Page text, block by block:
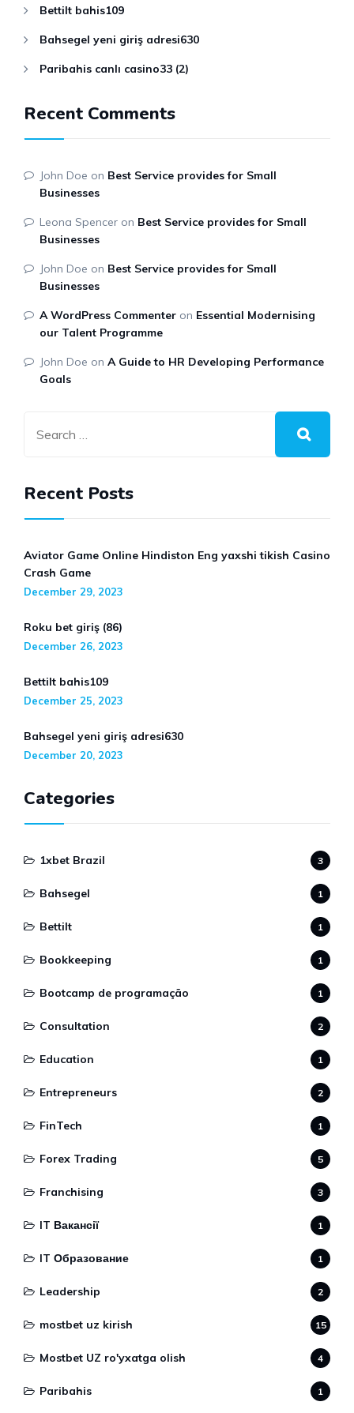
Bettilt bahis109
Bahsegel yeni giriş adresi630
Paribahis canlı casino33 (2)
Recent Comments
John Doe on Best Service provides for Small
Businesses
Leona Spencer on Best Service provides for Small
Businesses
John Doe on Best Service provides for Small
Businesses
A WordPress Commenter on Essential Modernising
our Talent Programme
John Doe on A Guide to HR Developing Performance
Goals
Recent Posts
Aviator Game Online Hindiston Eng yaxshi tikish Casino
Crash Game
December 29, 2023
Roku bet giriş (86)
December 26, 2023
Bettilt bahis109
December 25, 2023
Bahsegel yeni giriş adresi630
December 20, 2023
Categories
1xbet Brazil 3
Bahsegel 1
Bettilt 1
Bookkeeping 1
Bootcamp de programação 1
Consultation 2
Education 1
Entrepreneurs 2
FinTech 1
Forex Trading 5
Franchising 3
IT Вакансії 1
IT Образование 1
Leadership 2
mostbet uz kirish 15
Mostbet UZ ro'yxatga olish 4
Paribahis 1